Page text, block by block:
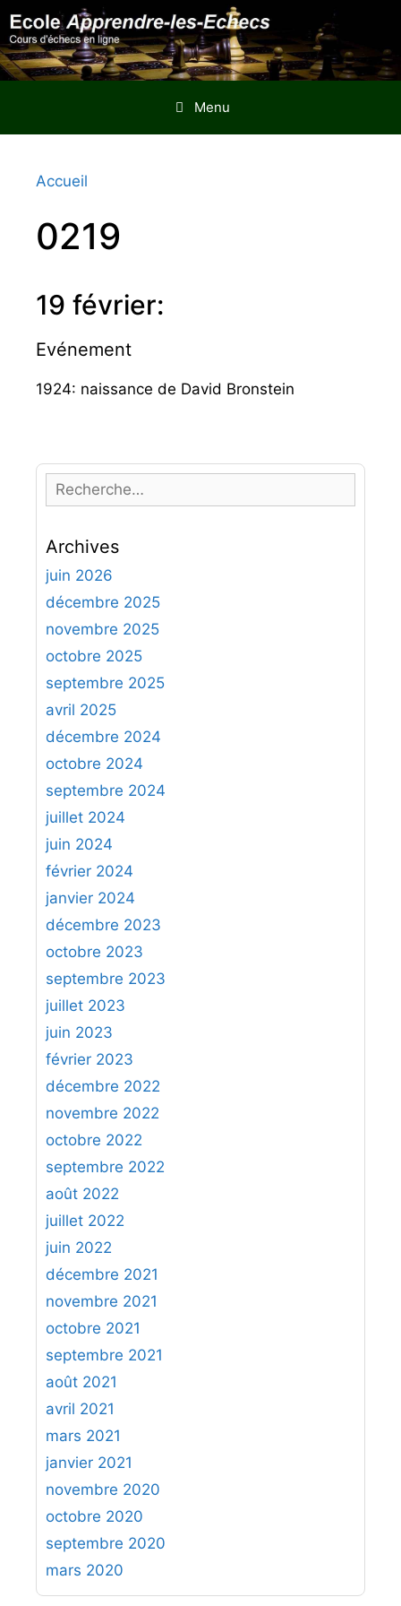
Aller
au
contenu
Menu
Accueil
0219
19 février:
Evénement
1924: naissance de David Bronstein
e
h
e
r
h
e
r
:
Archives
juin 2026
décembre 2025
novembre 2025
octobre 2025
septembre 2025
avril 2025
décembre 2024
octobre 2024
septembre 2024
juillet 2024
juin 2024
février 2024
janvier 2024
décembre 2023
octobre 2023
septembre 2023
juillet 2023
juin 2023
février 2023
décembre 2022
novembre 2022
octobre 2022
septembre 2022
août 2022
juillet 2022
juin 2022
décembre 2021
novembre 2021
octobre 2021
septembre 2021
août 2021
avril 2021
mars 2021
janvier 2021
novembre 2020
octobre 2020
septembre 2020
mars 2020